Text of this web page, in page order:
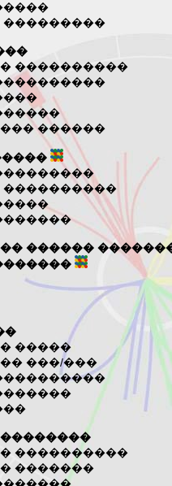
���������
����������
������
������
�����
���/���
����������
�������